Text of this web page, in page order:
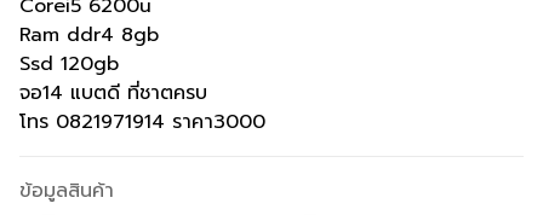
Corei5 6200u
Ram ddr4 8gb
Ssd 120gb
จอ14 แบตดี ที่ชาตครบ
โทร 0821971914 ราคา3000
ข้อมูลสินค้า